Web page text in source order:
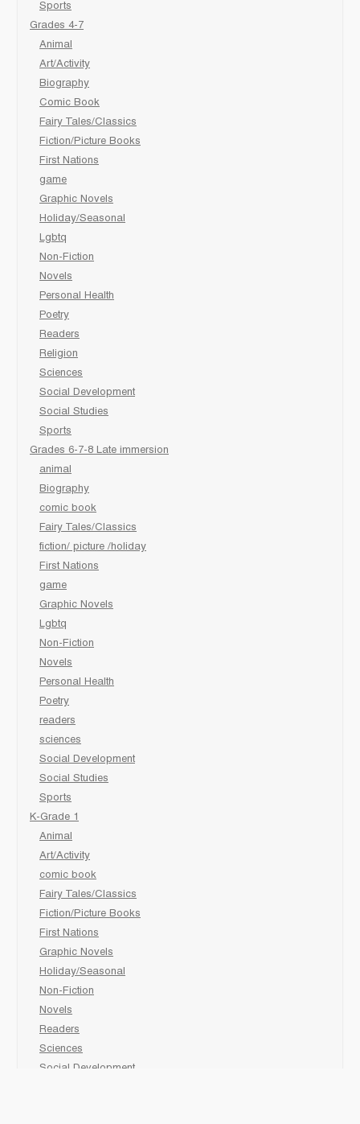
Sports
Grades 4-7
Animal
Art/Activity
Biography
Comic Book
Fairy Tales/Classics
Fiction/Picture Books
First Nations
game
Graphic Novels
Holiday/Seasonal
Lgbtq
Non-Fiction
Novels
Personal Health
Poetry
Readers
Religion
Sciences
Social Development
Social Studies
Sports
Grades 6-7-8 Late immersion
animal
Biography
comic book
Fairy Tales/Classics
fiction/ picture /holiday
First Nations
game
Graphic Novels
Lgbtq
Non-Fiction
Novels
Personal Health
Poetry
readers
sciences
Social Development
Social Studies
Sports
K-Grade 1
Animal
Art/Activity
comic book
Fairy Tales/Classics
Fiction/Picture Books
First Nations
Graphic Novels
Holiday/Seasonal
Non-Fiction
Novels
Readers
Sciences
Social Development